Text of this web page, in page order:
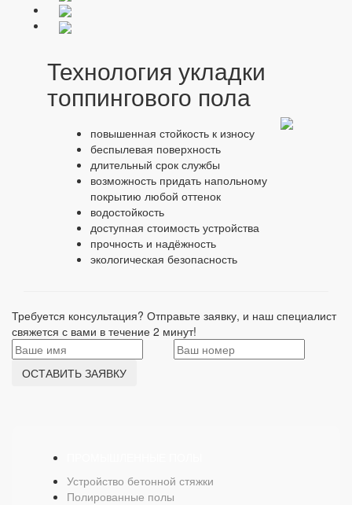
Технология укладки
топпингового пола
повышенная стойкость к износу
беспылевая поверхность
длительный срок службы
возможность придать напольному
покрытию любой оттенок
водостойкость
доступная стоимость устройства
прочность и надёжность
экологическая безопасность
Требуется консультация? Отправьте заявку, и наш специалист
свяжется с вами в течение 2 минут!
ОСТАВИТЬ ЗАЯВКУ
Устройство бетонной стяжки
Полированные полы